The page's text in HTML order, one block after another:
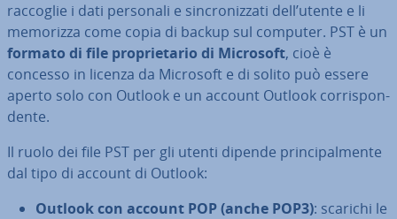
raccoglie i dati personali e sin­cro­niz­za­ti dell’utente e li
memorizza come copia di backup sul computer. PST è un
formato di file pro­prie­ta­rio di Microsoft, cioè è
concesso in licenza da Microsoft e di solito può essere
aperto solo con Outlook e un account Outlook cor­ri­spon­
den­te.
Il ruolo dei file PST per gli utenti dipende prin­ci­pal­men­te
dal tipo di account di Outlook:
Outlook con account POP (anche POP3): scarichi le